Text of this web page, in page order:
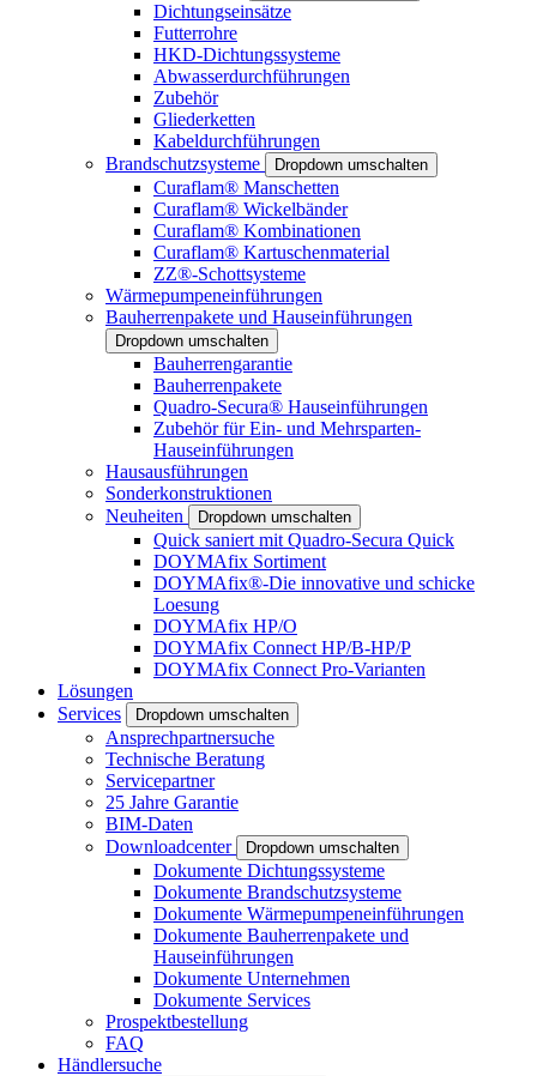
Dichtungseinsätze
Futterrohre
HKD-Dichtungssysteme
Abwasserdurchführungen
Zubehör
Gliederketten
Kabeldurchführungen
Brandschutzsysteme
Dropdown umschalten
Curaflam® Manschetten
Curaflam® Wickelbänder
Curaflam® Kombinationen
Curaflam® Kartuschenmaterial
ZZ®-Schottsysteme
Wärmepumpeneinführungen
Bauherrenpakete und Hauseinführungen
Dropdown umschalten
Bauherrengarantie
Bauherrenpakete
Quadro-Secura® Hauseinführungen
Zubehör für Ein- und Mehrsparten-
Hauseinführungen
Hausausführungen
Sonderkonstruktionen
Neuheiten
Dropdown umschalten
Quick saniert mit Quadro-Secura Quick
DOYMAfix Sortiment
DOYMAfix®-Die innovative und schicke
Loesung
DOYMAfix HP/O
DOYMAfix Connect HP/B-HP/P
DOYMAfix Connect Pro-Varianten
Lösungen
Services
Dropdown umschalten
Ansprechpartnersuche
Technische Beratung
Servicepartner
25 Jahre Garantie
BIM-Daten
Downloadcenter
Dropdown umschalten
Dokumente Dichtungssysteme
Dokumente Brandschutzsysteme
Dokumente Wärmepumpeneinführungen
Dokumente Bauherrenpakete und
Hauseinführungen
Dokumente Unternehmen
Dokumente Services
Prospektbestellung
FAQ
Händlersuche